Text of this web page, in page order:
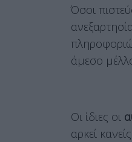
Όσοι
άμεσο
Οι ίδιες οι
αρκεί